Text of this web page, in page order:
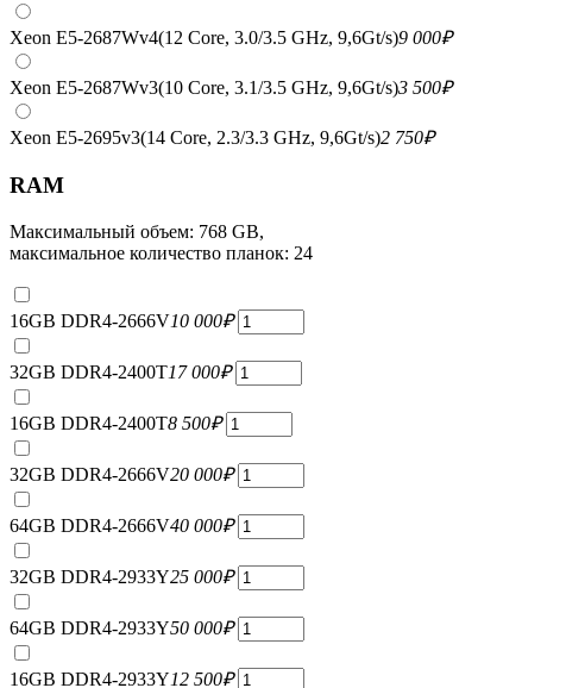
Xeon E5-2687Wv4(12 Core, 3.0/3.5 GHz, 9,6Gt/s)9 000₽
Xeon E5-2687Wv3(10 Core, 3.1/3.5 GHz, 9,6Gt/s)3 500₽
Xeon E5-2695v3(14 Core, 2.3/3.3 GHz, 9,6Gt/s)2 750₽
RAM
Максимальный объем: 768 GB,
максимальное количество планок: 24
16GB DDR4-2666V10 000₽
32GB DDR4-2400T17 000₽
16GB DDR4-2400T8 500₽
32GB DDR4-2666V20 000₽
64GB DDR4-2666V40 000₽
32GB DDR4-2933Y25 000₽
64GB DDR4-2933Y50 000₽
16GB DDR4-2933Y12 500₽